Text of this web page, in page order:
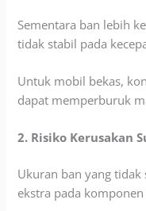
Sementara ban lebih
tidak stabil pada
Untuk mobil bekas,
dapat memperburuk
2. Risiko Kerusakan
Ukuran ban yang
ekstra pada komponen